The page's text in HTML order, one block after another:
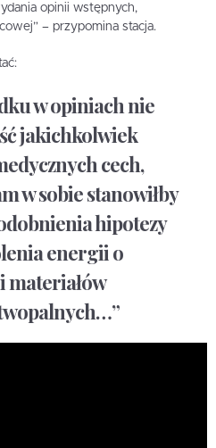
opinii wstępnych,
– przypomina stacja.
w opiniach nie
jakichkolwiek
cech,
w sobie stanowiłby
hipotezy
energii o
materiałów